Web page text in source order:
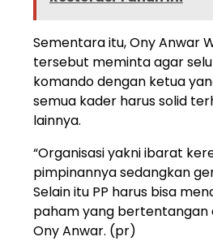
Sementara itu, Ony Anwar
tersebut meminta agar
komando dengan ketua
semua kader harus solid
lainnya.
“Organisasi yakni ibarat
pimpinannya sedangkan
Selain itu PP harus bisa
paham yang bertentangan
Ony Anwar. (pr)